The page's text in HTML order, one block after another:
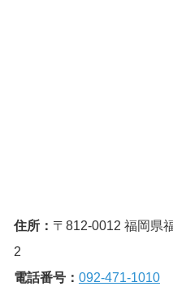
住所： 〒812-0012 福岡県
2
電話番号： 092-471-1010